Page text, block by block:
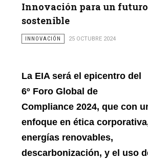
Innovación para un futuro
sostenible
INNOVACIÓN 25 OCTUBRE 2024
La EIA será el epicentro del
6º Foro Global de
Compliance 2024, que con
enfoque en ética
energías renovables,
descarbonización, y el uso